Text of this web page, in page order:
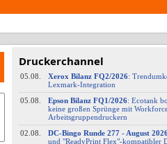
Druckerchannel
05.08. Xerox Bilanz FQ2/2026:
Lexmark-​Integration
05.08.
Epson Bilanz FQ1/2026: Ecotank
keine großen Sprünge mit
Arbeitsgruppendruckern
02.08.
DC-​Bingo Runde 277 - August
und "ReadyPrint Flex"-​kompatibler